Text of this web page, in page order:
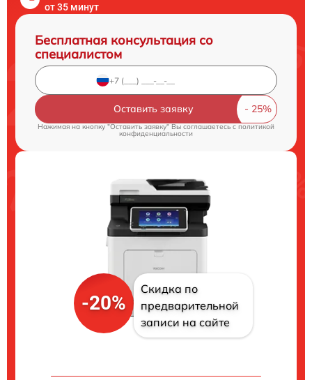
от 35 минут
Бесплатная консультация со
специалистом
Оставить заявку
Нажимая на кнопку "Оставить заявку" Вы соглашаетесь c политикой
конфиденциальности
-20%
Скидка по
предварительной
записи на сайте